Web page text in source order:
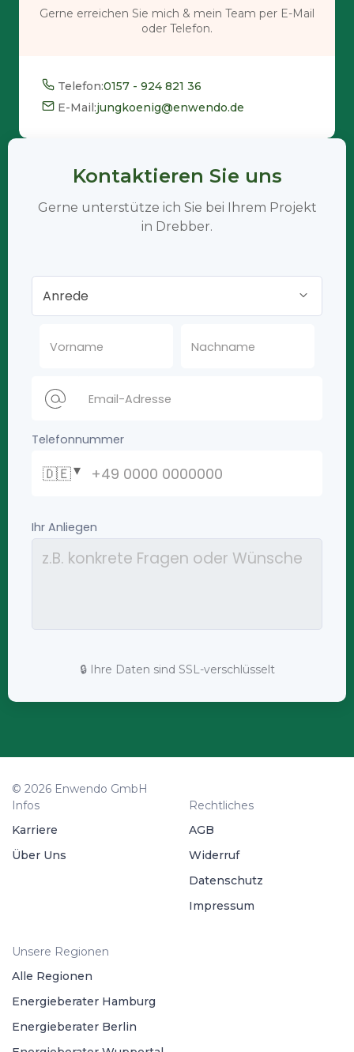
Gerne erreichen Sie mich & mein Team per E-Mail
oder Telefon.
Telefon:0157 - 924 821 36
E-Mail:jungkoenig@enwendo.de
Kontaktieren Sie uns
Gerne unterstütze ich Sie bei Ihrem Projekt
in Drebber.
🔒 Ihre Daten sind SSL-verschlüsselt
© 2026 Enwendo GmbH
Infos
Karriere
Über Uns
Rechtliches
AGB
Widerruf
Datenschutz
Impressum
Unsere Regionen
Alle Regionen
Energieberater Hamburg
Energieberater Berlin